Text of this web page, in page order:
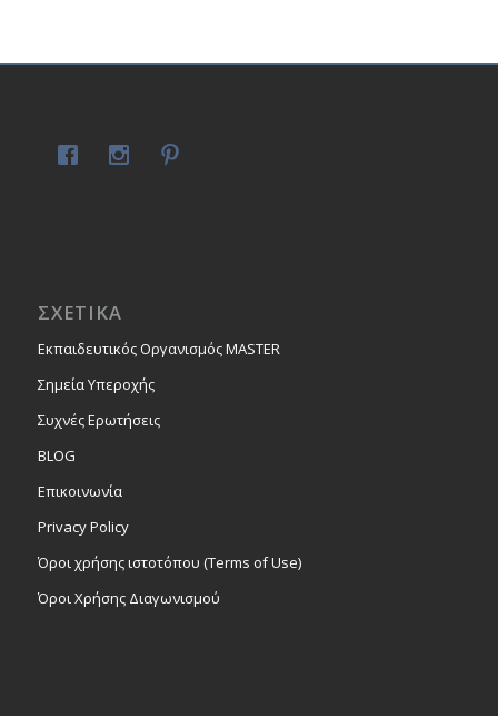
ΣΧΕΤΙΚΑ
Εκπαιδευτικός Οργανισμός MASTER
Σημεία Υπεροχής
Συχνές Ερωτήσεις
BLOG
Επικοινωνία
Privacy Policy
Όροι χρήσης ιστοτόπου (Terms of Use)
Όροι Χρήσης Διαγωνισμού